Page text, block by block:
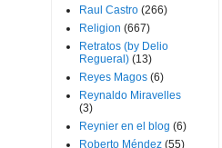
Raul Castro (266)
Religion (667)
Retratos (by Delio
Regueral) (13)
Reyes Magos (6)
Reynaldo Miravelles
(3)
Reynier en el blog (6)
Roberto Méndez (55)